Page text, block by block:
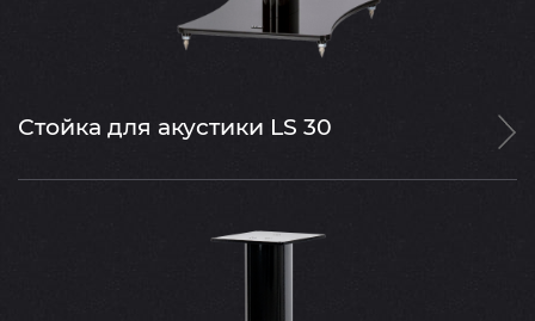
Стойка для акустики LS 30